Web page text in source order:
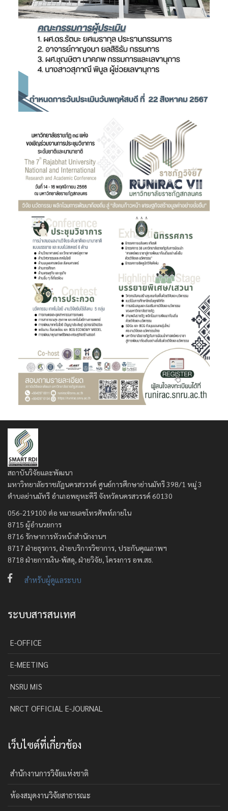
สถาบันวิจัยและพัฒนา
มหาวิทยาลัยราชภัฏนครสวรรค์ ศูนย์การศึกษาย่านมัทรี 398/1 หมู่ 3
ตำบลย่านมัทรี อำเภอพยุหะคีรี จังหวัดนครสวรรค์ 60130
056-219100 ต่อ หมายเลขโทรศัพท์ภายใน
8715 ผู้อำนวยการ
8716 รักษาการหัวหน้าสำนักงานฯ
8717 ฝ่ายธุรการ, ฝ่ายบริการวิชาการ, ประกันคุณภาพฯ
8718 ฝ่ายการเงิน-พัสดุ, ฝ่ายวิจัย, โครงการ อพ.สธ.
สำหรับผู้ดูแลระบบ
ระบบสารสนเทศ
E-OFFICE
E-MEETING
NSRU MIS
NRCT OFFICIAL E-JOURNAL
เว็บไซต์ที่เกี่ยวข้อง
สำนักงานการวิจัยแห่งชาติ
ห้องสมุดงานวิจัยสาธารณะ